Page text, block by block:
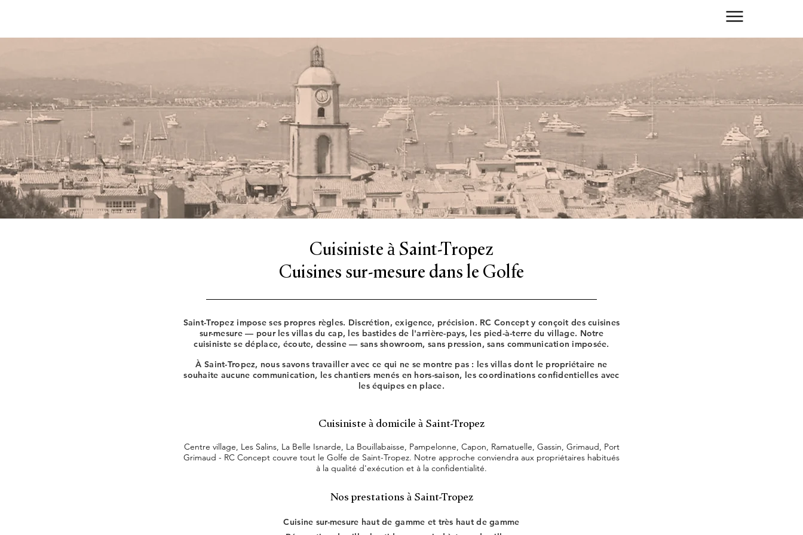
Cuisiniste à Saint-Tropez
Cuisines sur-mesure dans le Golfe
Saint-Tropez impose ses propres règles. Discrétion, exigence, précision. RC Concept y conçoit des cuisines
sur-mesure — pour les villas du cap, les bastides de l'arrière-pays, les pied-à-terre du village. Notre
cuisiniste se déplace, écoute, dessine — sans showroom, sans pression, sans communication imposée.
À Saint-Tropez, nous savons travailler avec ce qui ne se montre pas : les villas dont le propriétaire ne
souhaite aucune communication, les chantiers menés en hors-saison, les coordinations confidentielles avec
les équipes en place.
Cuisiniste à domicile à Saint-Tropez
Centre village, Les Salins, La Belle Isnarde, La Bouillabaisse, Pampelonne, Capon, Ramatuelle, Gassin, Grimaud, Port
Grimaud - RC Concept couvre tout le Golfe de Saint-Tropez. Notre approche conviendra aux propriétaires habitués
à la qualité d'exécution et à la confidentialité.
Nos prestations à Saint-Tropez
Cuisine sur-mesure haut de gamme et très haut de gamme